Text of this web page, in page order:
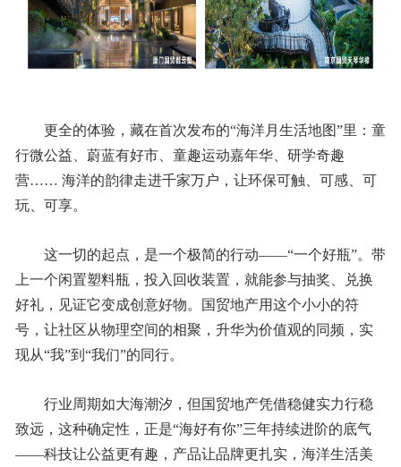
更全的体验，藏在首次发布的“海洋月生活地图”里：童
行微公益、蔚蓝有好市、童趣运动嘉年华、研学奇趣
营…… 海洋的韵律走进千家万户，让环保可触、可感、可
玩、可享。
这一切的起点，是一个极简的行动——“一个好瓶”。带
上一个闲置塑料瓶，投入回收装置，就能参与抽奖、兑换
好礼，见证它变成创意好物。国贸地产用这个小小的符
号，让社区从物理空间的相聚，升华为价值观的同频，实
现从“我”到“我们”的同行。
行业周期如大海潮汐，但国贸地产凭借稳健实力行稳
致远，这种确定性，正是“海好有你”三年持续进阶的底气
——科技让公益更有趣，产品让品牌更扎实，海洋生活美